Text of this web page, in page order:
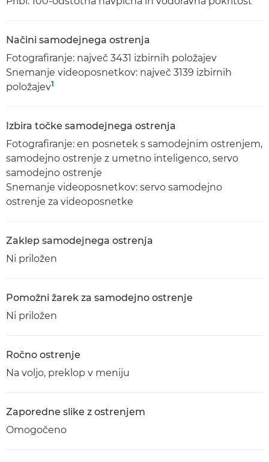
Načini samodejnega ostrenja
Fotografiranje: največ 3431 izbirnih položajev
Snemanje videoposnetkov: največ 3139 izbirnih
položajev1
Izbira točke samodejnega ostrenja
Fotografiranje: en posnetek s samodejnim ostrenjem,
samodejno ostrenje z umetno inteligenco, servo
samodejno ostrenje
Snemanje videoposnetkov: servo samodejno
ostrenje za videoposnetke
Zaklep samodejnega ostrenja
Ni priložen
Pomožni žarek za samodejno ostrenje
Ni priložen
Ročno ostrenje
Na voljo, preklop v meniju
Zaporedne slike z ostrenjem
Omogočeno